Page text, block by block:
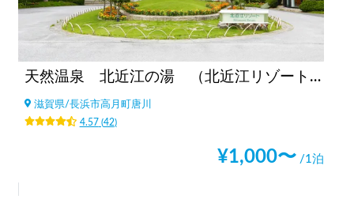
天然温泉 北近江の湯 （北近江リゾート）
滋賀県/長浜市高月町唐川
4.57(42)
¥1,000〜 /1泊